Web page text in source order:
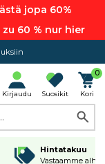
jopa 60%
60 % nur hier
Kirjaudu Suosikit
0
Kori
Hintatakuu
Vastaamme